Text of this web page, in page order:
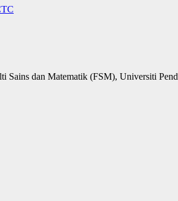
dan Matematik (FSM), Universiti